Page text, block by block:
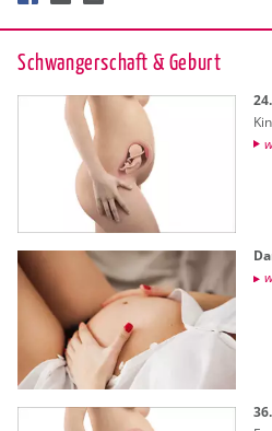
Schwan­ger­schaft & Ge­burt